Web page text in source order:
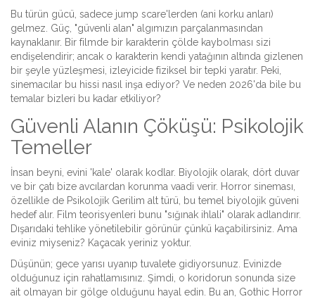
Bu türün gücü, sadece jump scare'lerden (ani korku anları)
gelmez. Güç, "güvenli alan" algımızın parçalanmasından
kaynaklanır. Bir filmde bir karakterin çölde kaybolması sizi
endişelendirir; ancak o karakterin kendi yatağının altında gizlenen
bir şeyle yüzleşmesi, izleyicide fiziksel bir tepki yaratır. Peki,
sinemacılar bu hissi nasıl inşa ediyor? Ve neden 2026'da bile bu
temalar bizleri bu kadar etkiliyor?
Güvenli Alanın Çöküşü: Psikolojik
Temeller
İnsan beyni, evini 'kale' olarak kodlar. Biyolojik olarak, dört duvar
ve bir çatı bize avcılardan korunma vaadi verir. Horror sineması,
özellikle de Psikolojik Gerilim alt türü, bu temel biyolojik güveni
hedef alır. Film teorisyenleri bunu "sığınak ihlali" olarak adlandırır.
Dışarıdaki tehlike yönetilebilir görünür çünkü kaçabilirsiniz. Ama
eviniz miyseniz? Kaçacak yeriniz yoktur.
Düşünün; gece yarısı uyanıp tuvalete gidiyorsunuz. Evinizde
olduğunuz için rahatlamısınız. Şimdi, o koridorun sonunda size
ait olmayan bir gölge olduğunu hayal edin. Bu an, Gothic Horror